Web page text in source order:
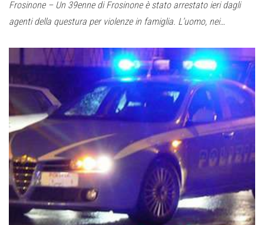
Frosinone – Un 39enne di Frosinone è stato arrestato ieri dagli
agenti della questura per violenze in famiglia. L’uomo, nei…